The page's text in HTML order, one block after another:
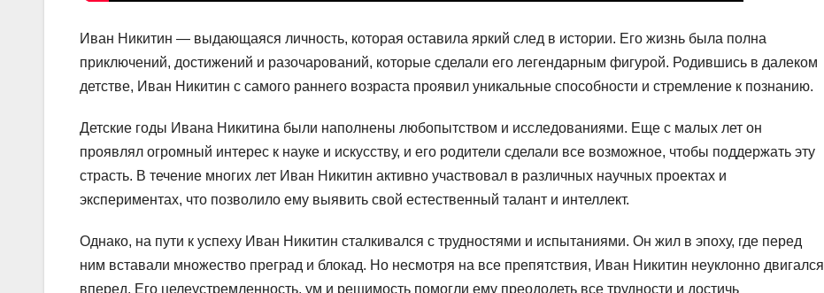
Иван Никитин — выдающаяся личность, которая оставила яркий след в истории. Его жизнь была полна
приключений, достижений и разочарований, которые сделали его легендарным фигурой. Родившись в далеком
детстве, Иван Никитин с самого раннего возраста проявил уникальные способности и стремление к познанию.
Детские годы Ивана Никитина были наполнены любопытством и исследованиями. Еще с малых лет он
проявлял огромный интерес к науке и искусству, и его родители сделали все возможное, чтобы поддержать эту
страсть. В течение многих лет Иван Никитин активно участвовал в различных научных проектах и
экспериментах, что позволило ему выявить свой естественный талант и интеллект.
Однако, на пути к успеху Иван Никитин сталкивался с трудностями и испытаниями. Он жил в эпоху, где перед
ним вставали множество преград и блокад. Но несмотря на все препятствия, Иван Никитин неуклонно двигался
вперед. Его целеустремленность, ум и решимость помогли ему преодолеть все трудности и достичь